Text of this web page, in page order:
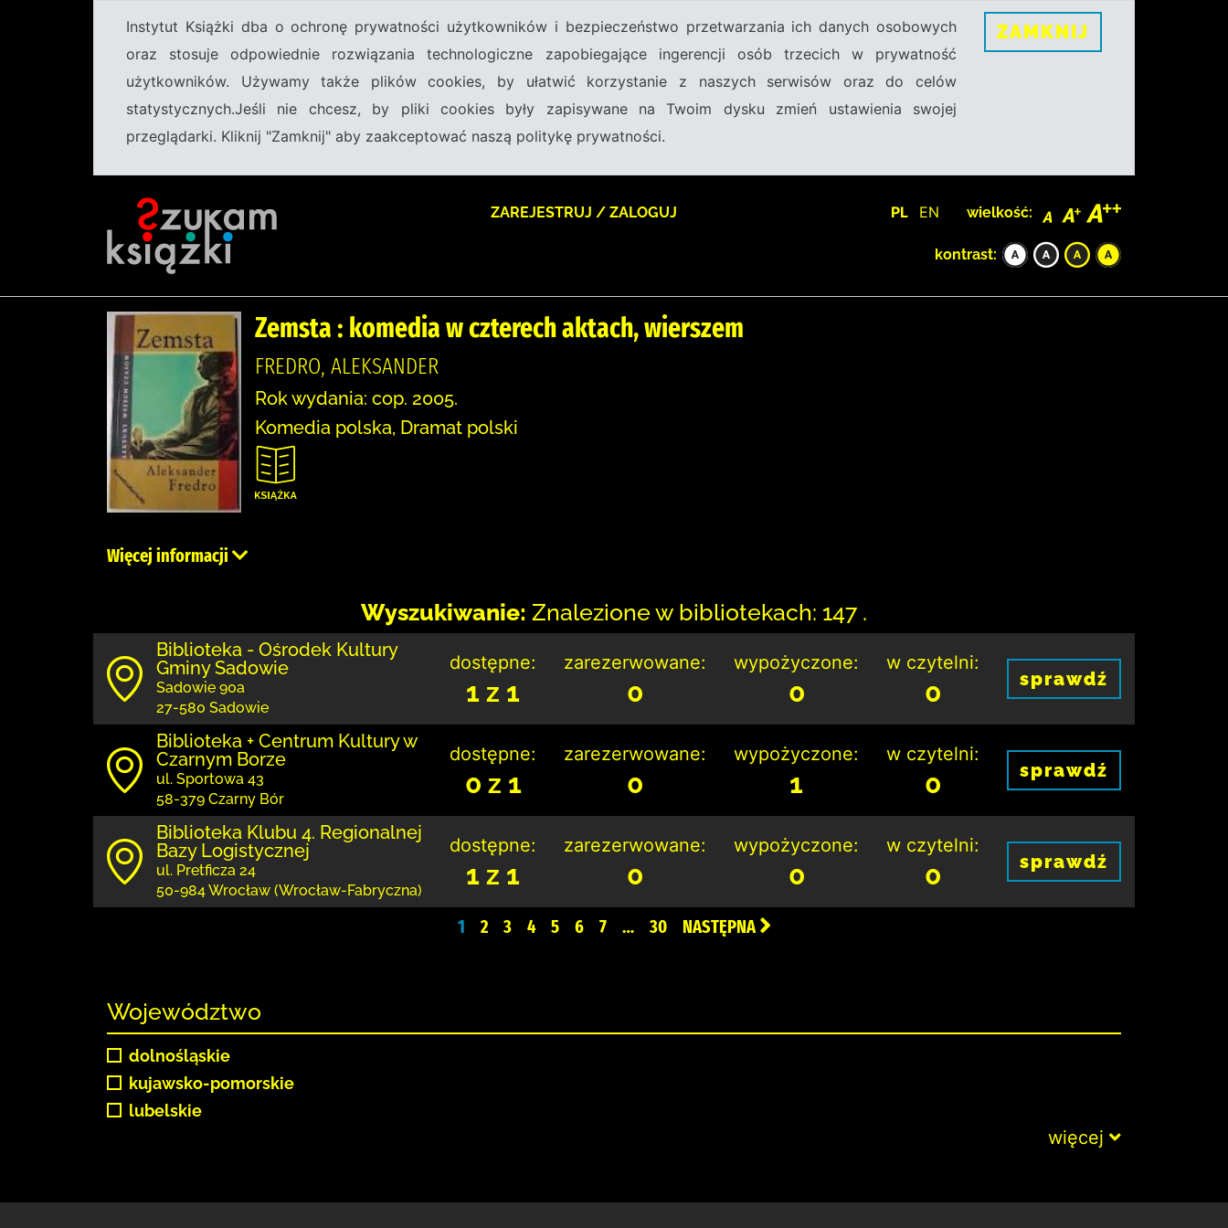
Instytut Książki dba o ochronę prywatności użytkowników i bezpieczeństwo przetwarzania ich danych osobowych
oraz stosuje odpowiednie rozwiązania technologiczne zapobiegające ingerencji osób trzecich w prywatność
użytkowników. Używamy także plików cookies, by ułatwić korzystanie z naszych serwisów oraz do celów
statystycznych.Jeśli nie chcesz, by pliki cookies były zapisywane na Twoim dysku zmień ustawienia swojej
przeglądarki. Kliknij "Zamknij" aby zaakceptować naszą politykę prywatności.
ZAMKNIJ
ZAREJESTRUJ / ZALOGUJ PL EN wielkość:
kontrast:
Zemsta : komedia w czterech aktach, wierszem
FREDRO, ALEKSANDER
Rok wydania: cop. 2005.
Komedia polska, Dramat polski
Więcej informacji
Wyszukiwanie: Znalezione w bibliotekach: 147 .
Biblioteka - Ośrodek Kultury
Gminy Sadowie
Sadowie 90a
27-580 Sadowie
dostępne:
1 z 1
zarezerwowane:
0
wypożyczone:
0
w czytelni:
0 sprawdź
Biblioteka + Centrum Kultury w
Czarnym Borze
ul. Sportowa 43
58-379 Czarny Bór
dostępne:
0 z 1
zarezerwowane:
0
wypożyczone:
1
w czytelni:
0 sprawdź
Biblioteka Klubu 4. Regionalnej
Bazy Logistycznej
ul. Pretficza 24
50-984 Wrocław (Wrocław-Fabryczna)
dostępne:
1 z 1
zarezerwowane:
0
wypożyczone:
0
w czytelni:
0 sprawdź
1 2 3 4 5 6 7 … 30 NASTĘPNA
Województwo
dolnośląskie
kujawsko-pomorskie
lubelskie
więcej